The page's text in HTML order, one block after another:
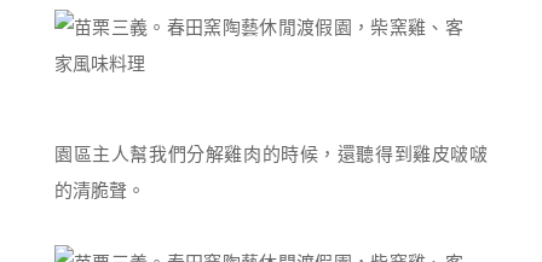
園區主人幫我們分解雞肉的時候，還聽得到雞皮啵啵
的清脆聲。